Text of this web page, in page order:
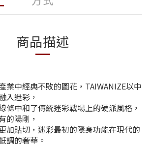
商品描述
業中經典不敗的圖花，TAIWANIZE以中
入迷彩，
條中和了傳統迷彩戰場上的硬派風格，
的陽剛，
加貼切，迷彩最初的隱身功能在現代的
調的奢華。